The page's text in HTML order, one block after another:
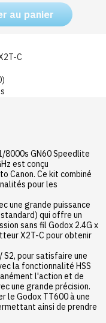
au panier
C
8000s GN60 Speedlite
est conçu
Canon. Ce kit combiné
pour les
une grande puissance
qui offre un
sans fil Godox 2.4G x
X2T-C pour obtenir
pour satisfaire une
la fonctionnalité HSS
l'action et de
une grande précision.
le Godox TT600 à une
ainsi de prendre